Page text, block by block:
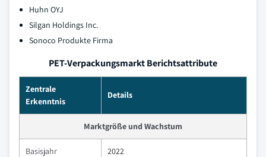
Huhn OYJ
Silgan Holdings Inc.
Sonoco Produkte Firma
PET-Verpackungsmarkt Berichtsattribute
Zentrale
Erkenntnis
Details
Marktgröße und Wachstum
Basisjahr 2022